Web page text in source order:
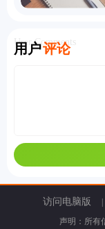
用户评论
User Comments
访问电脑版
声明：所有